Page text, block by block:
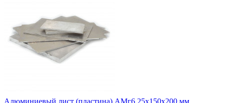
Алюминиевый лист (пластина) АМг6 25х150х200 мм